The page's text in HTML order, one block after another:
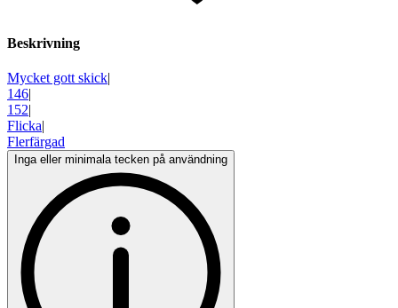
Beskrivning
Mycket gott skick|
146|
152|
Flicka|
Flerfärgad
Inga eller minimala tecken på användning